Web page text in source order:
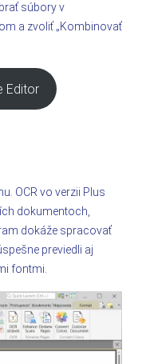
súbory v
a zvoliť „Kombinovať
Editor
OCR vo verzii Plus
dokumentoch,
dokáže spracovať
previedli aj
fontmi.